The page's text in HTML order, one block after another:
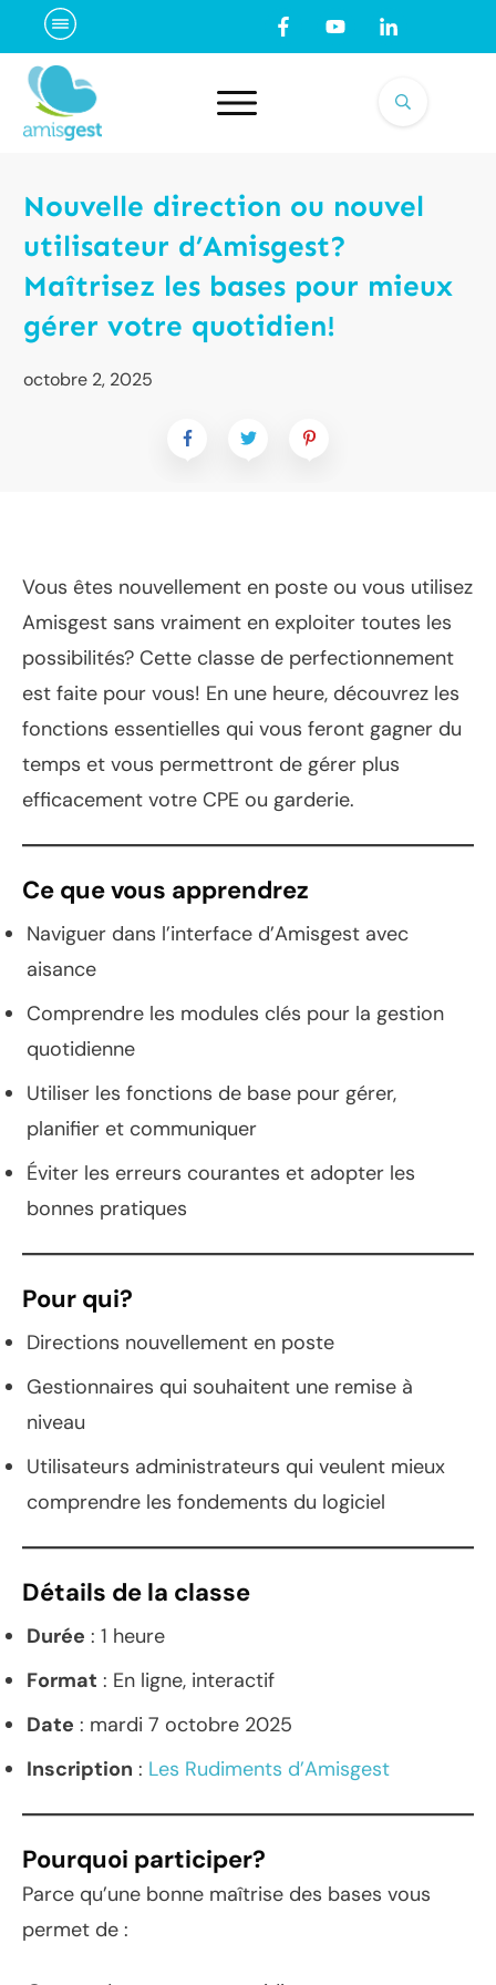
Nouvelle direction ou nouvel
utilisateur d’Amisgest?
Maîtrisez les bases pour mieux
gérer votre quotidien!
octobre 2, 2025
Vous êtes nouvellement en poste ou vous utilisez
Amisgest sans vraiment en exploiter toutes les
possibilités? Cette classe de perfectionnement
est faite pour vous! En une heure, découvrez les
fonctions essentielles qui vous feront gagner du
temps et vous permettront de gérer plus
efficacement votre CPE ou garderie.
Ce que vous apprendrez
Naviguer dans l’interface d’Amisgest avec
aisance
Comprendre les modules clés pour la gestion
quotidienne
Utiliser les fonctions de base pour gérer,
planifier et communiquer
Éviter les erreurs courantes et adopter les
bonnes pratiques
Pour qui?
Directions nouvellement en poste
Gestionnaires qui souhaitent une remise à
niveau
Utilisateurs administrateurs qui veulent mieux
comprendre les fondements du logiciel
Détails de la classe
Durée : 1 heure
Format : En ligne, interactif
Date : mardi 7 octobre 2025
Inscription : Les Rudiments d’Amisgest
Pourquoi participer?
Parce qu’une bonne maîtrise des bases vous
permet de :